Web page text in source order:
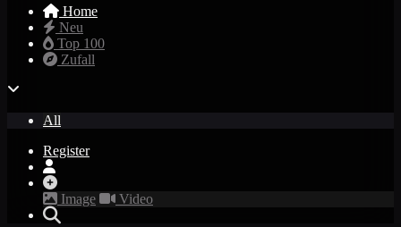
Home
Neu
Top 100
Zufall
All
Register
Image Video